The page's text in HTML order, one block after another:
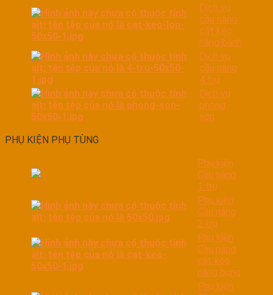
Dịch vụ
cầu nâng
cắt kéo
nâng bánh
Dịch vụ
cầu nâng
4 trụ
Dịch vụ
phòng
sơn
PHỤ KIỆN PHỤ TÙNG
Phụ kiện
Cầu nâng
1 trụ
Phụ kiện
Cầu nâng
2 trụ
Phụ kiện
Cầu nâng
cắt kéo
nâng bụng
Phụ kiện